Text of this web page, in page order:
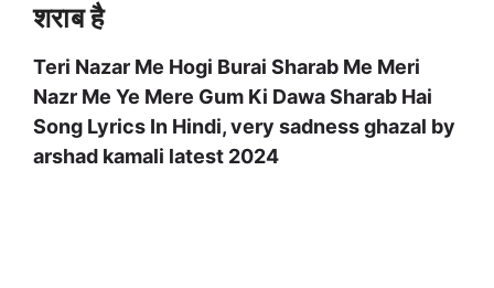
शराब है
Teri Nazar Me Hogi Burai Sharab Me Meri
Nazr Me Ye Mere Gum Ki Dawa Sharab Hai
Song Lyrics In Hindi, very sadness ghazal by
arshad kamali latest 2024